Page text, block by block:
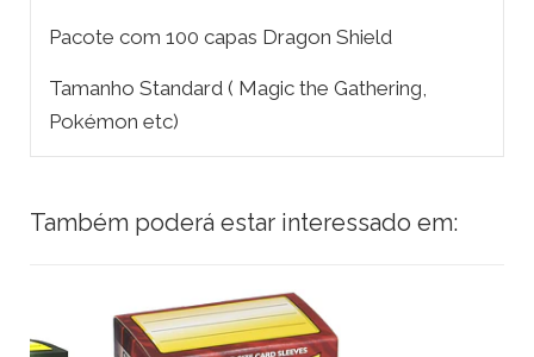
Pacote com 100 capas Dragon Shield
Tamanho Standard ( Magic the Gathering,
Pokémon etc)
Também poderá estar interessado em: